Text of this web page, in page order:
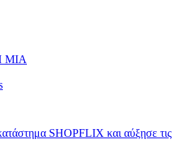
ΜΙΑ
SHOPFLIX και αύξησε τις